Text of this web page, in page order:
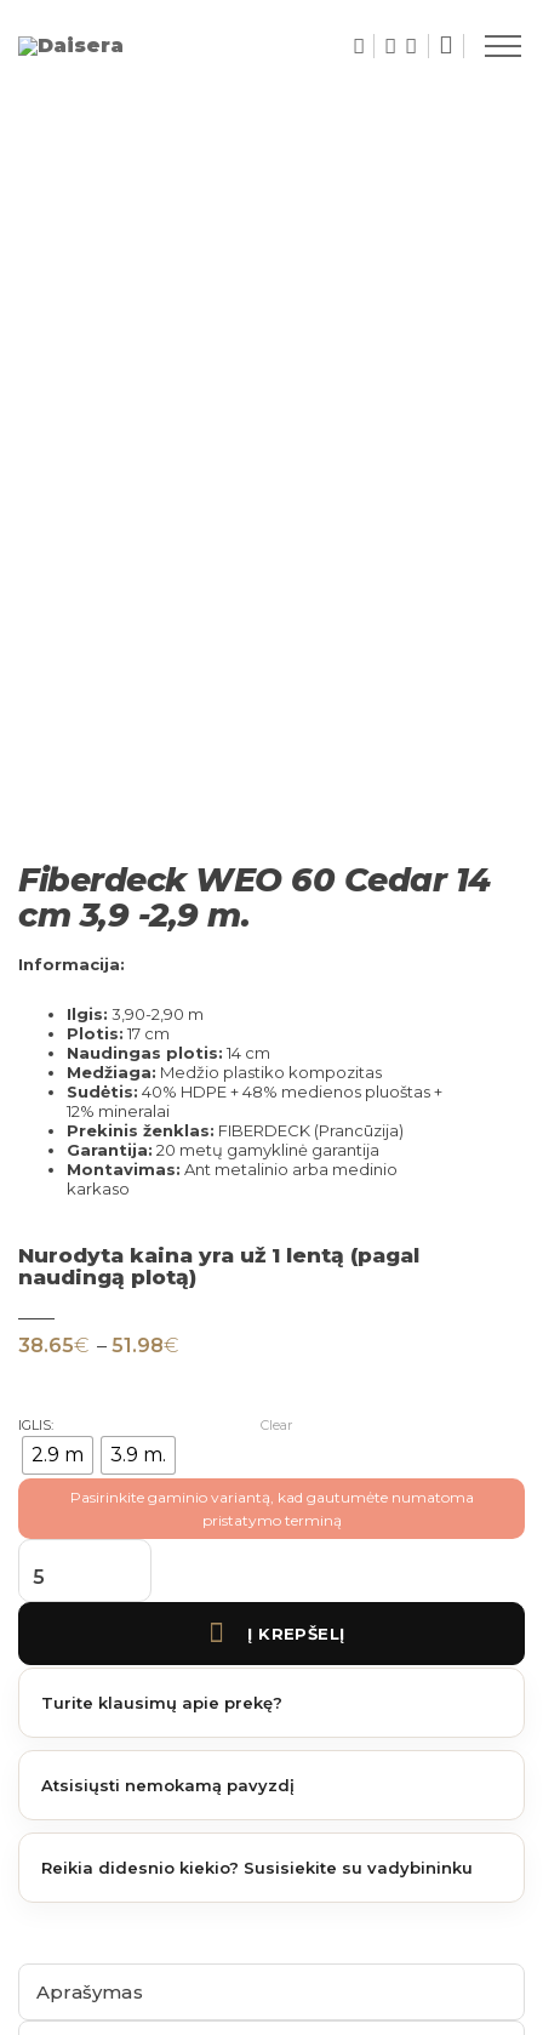
Fiberdeck WEO 60 Cedar 14
cm 3,9 -2,9 m.
Informacija:
Ilgis: 3,90-2,90 m
Plotis: 17 cm
Naudingas plotis: 14 cm
Medžiaga: Medžio plastiko kompozitas
Sudėtis: 40% HDPE + 48% medienos pluoštas +
12% mineralai
Prekinis ženklas: FIBERDECK (Prancūzija)
Garantija: 20 metų gamyklinė garantija
Montavimas: Ant metalinio arba medinio
karkaso
Nurodyta kaina yra už 1 lentą (pagal
naudingą plotą)
38.65€ – 51.98€
IGLIS:
2.9 m 3.9 m.
Clear
Pasirinkite gaminio variantą, kad gautumėte numatoma
pristatymo terminą
produkto kiekis: Fiberdeck WEO 60 Cedar 14 cm 3,9 -2,9 m.
Į KREPŠELĮ
Turite klausimų apie prekę?
Atsisiųsti nemokamą pavyzdį
Reikia didesnio kiekio? Susisiekite su vadybininku
Aprašymas